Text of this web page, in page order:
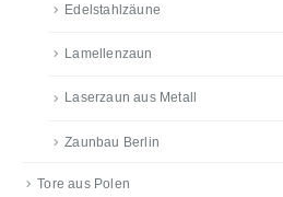
Edelstahlzäune
Lamellenzaun
Laserzaun aus Metall
Zaunbau Berlin
Tore aus Polen